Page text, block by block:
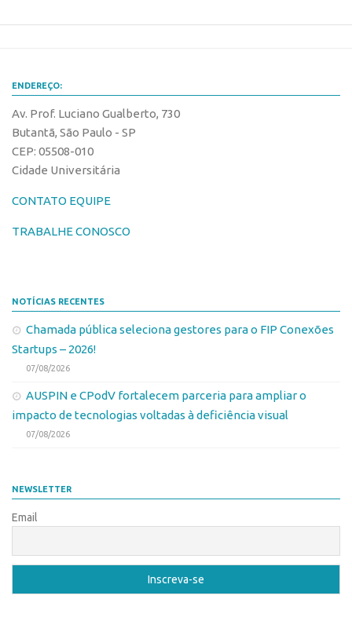
Cultivares
Buscar Anterioridade
Leis e Normas
Transferência de Tecnologia
Editais de TT
Convênios
Chamamento
Programas
ENDEREÇO:
Av. Prof. Luciano Gualberto, 730
Butantã, São Paulo - SP
CEP: 05508-010
Cidade Universitária
CONTATO EQUIPE
TRABALHE CONOSCO
NOTÍCIAS RECENTES
Chamada pública seleciona gestores para o FIP Conexões
Startups – 2026!
07/08/2026
AUSPIN e CPodV fortalecem parceria para ampliar o
impacto de tecnologias voltadas à deficiência visual
07/08/2026
NEWSLETTER
Email